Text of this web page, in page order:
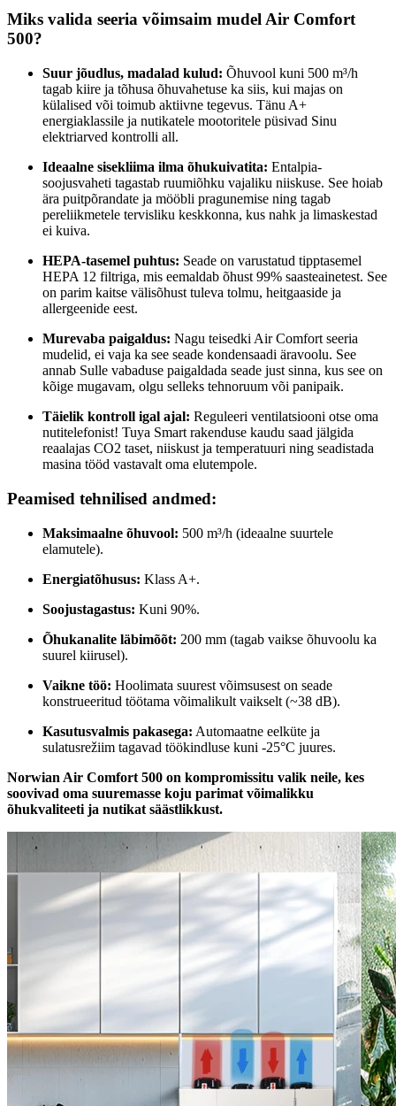
Miks valida seeria võimsaim mudel Air Comfort
500?
Suur jõudlus, madalad kulud: Õhuvool kuni 500 m³/h
tagab kiire ja tõhusa õhuvahetuse ka siis, kui majas on
külalised või toimub aktiivne tegevus. Tänu A+
energiaklassile ja nutikatele mootoritele püsivad Sinu
elektriarved kontrolli all.
Ideaalne sisekliima ilma õhukuivatita: Entalpia-
soojusvaheti tagastab ruumiõhku vajaliku niiskuse. See hoiab
ära puitpõrandate ja mööbli pragunemise ning tagab
pereliikmetele tervisliku keskkonna, kus nahk ja limaskestad
ei kuiva.
HEPA-tasemel puhtus: Seade on varustatud tipptasemel
HEPA 12 filtriga, mis eemaldab õhust 99% saasteainetest. See
on parim kaitse välisõhust tuleva tolmu, heitgaaside ja
allergeenide eest.
Murevaba paigaldus: Nagu teisedki Air Comfort seeria
mudelid, ei vaja ka see seade kondensaadi äravoolu. See
annab Sulle vabaduse paigaldada seade just sinna, kus see on
kõige mugavam, olgu selleks tehnoruum või panipaik.
Täielik kontroll igal ajal: Reguleeri ventilatsiooni otse oma
nutitelefonist! Tuya Smart rakenduse kaudu saad jälgida
reaalajas CO2 taset, niiskust ja temperatuuri ning seadistada
masina tööd vastavalt oma elutempole.
Peamised tehnilised andmed:
Maksimaalne õhuvool: 500 m³/h (ideaalne suurtele
elamutele).
Energiatõhusus: Klass A+.
Soojustagastus: Kuni 90%.
Õhukanalite läbimõõt: 200 mm (tagab vaikse õhuvoolu ka
suurel kiirusel).
Vaikne töö: Hoolimata suurest võimsusest on seade
konstrueeritud töötama võimalikult vaikselt (~38 dB).
Kasutusvalmis pakasega: Automaatne eelküte ja
sulatusrežiim tagavad töökindluse kuni -25°C juures.
Norwian Air Comfort 500 on kompromissitu valik neile, kes
soovivad oma suuremasse koju parimat võimalikku
õhukvaliteeti ja nutikat säästlikkust.